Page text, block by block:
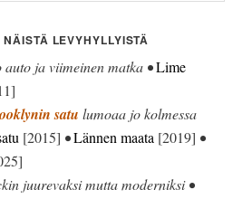
LEVYHYLLYISTÄ
auto ja viimeinen matka •Lime
satu lumoaa jo kolmessa
[2015] •Lännen maata [2019] •
juurevaksi mutta moderniksi •